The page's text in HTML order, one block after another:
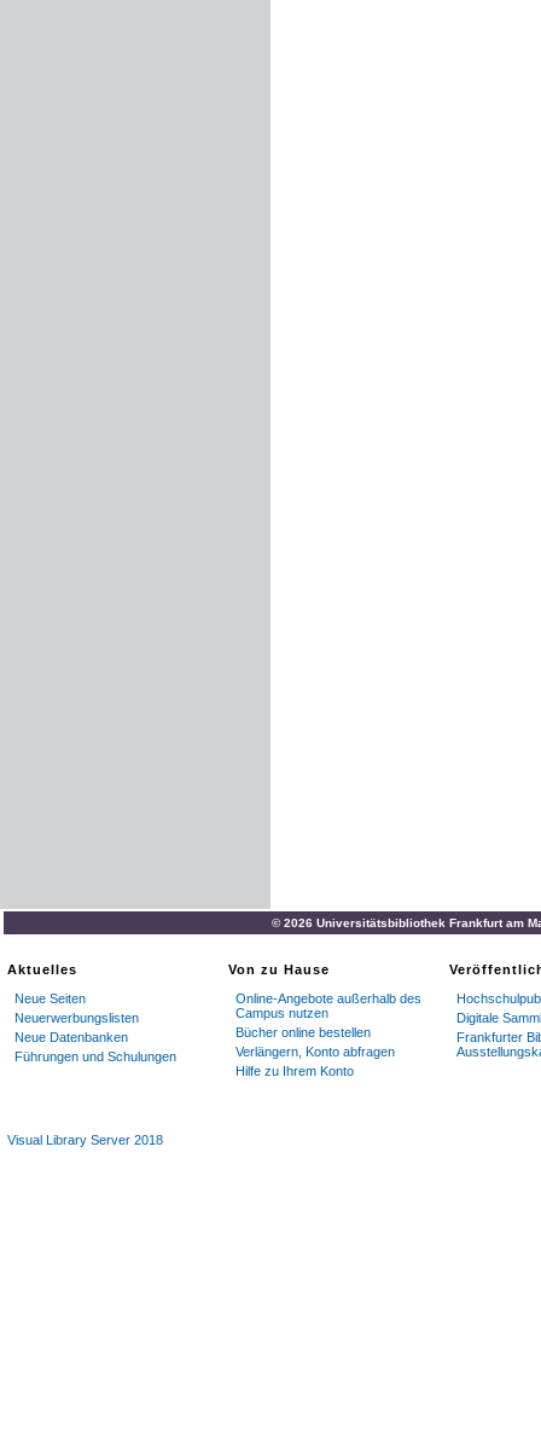
© 2026 Universitätsbibliothek Frankfurt am
Aktuelles
Neue Seiten
Neuerwerbungslisten
Neue Datenbanken
Führungen und Schulungen
Von zu Hause
Online-Angebote außerhalb des
Campus nutzen
Bücher online bestellen
Verlängern, Konto abfragen
Hilfe zu Ihrem Konto
Digitale
Frankfurter
Visual Library Server 2018